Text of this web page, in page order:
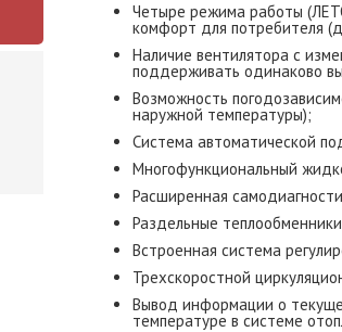
Четыре режима работы
комфорт для потребителя
Наличие вентилятора с
поддерживать одинаково
Возможность
наружной температуры);
Система автоматической
Многофункциональный
Расширенная
Раздельные
Встроенная система
Трехскоростной
Вывод информации о
температуре в системе